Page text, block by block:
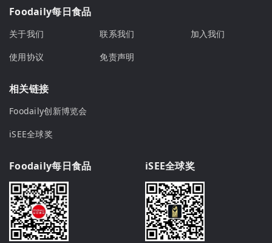
Foodaily每日食品
关于我们 联系我们
加入我们
使用协议
免责声明
相关链接
Foodaily创新博览会
iSEE全球奖
Foodaily每日食品 iSEE全球奖